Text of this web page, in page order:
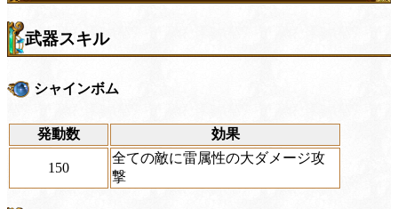
武器スキル
シャインボム
発動数 効果
150
全ての敵に雷属性の大ダメージ攻
撃